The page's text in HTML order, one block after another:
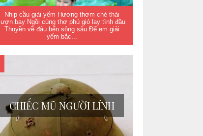
Nhịp cầu giải yếm Hương thơm chè thái
lượn bay Ngồi cùng thơ phú gió lay tình đầu
Thuyền về đậu bến sông sâu Để em giải
yếm bắc...
CHIẾC MŨ NGƯỜI LÍNH